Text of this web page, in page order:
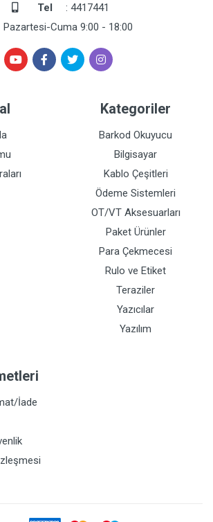
Tel
: 4417441
Pazartesi-Cuma 9:00 - 18:00
Kategoriler
Barkod Okuyucu
Bilgisayar
Kablo Çeşitleri
Ödeme Sistemleri
OT/VT Aksesuarları
Paket Ürünler
Para Çekmecesi
Rulo ve Etiket
Teraziler
Yazıcılar
Yazılım
İade